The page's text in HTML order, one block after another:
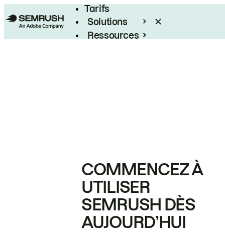
Tarifs
Solutions
Ressources
COMMENCEZ À
UTILISER
SEMRUSH DÈS
AUJOURD’HUI